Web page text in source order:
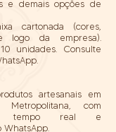
e demais opções de
cartonada (cores,
logo da empresa).
unidades. Consulte
artesanais em
com
tempo real e